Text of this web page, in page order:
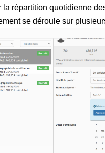
la répartition quotidienne
se déroule sur